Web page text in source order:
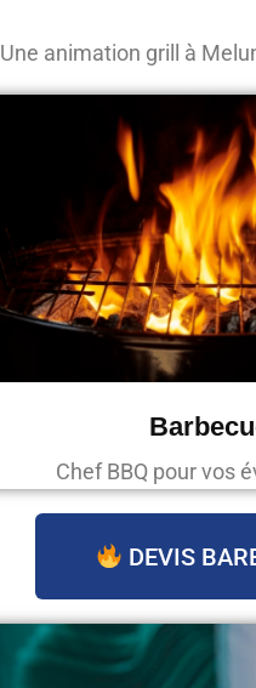
Une animation grill à
Chef BBQ pour vos
DEVIS